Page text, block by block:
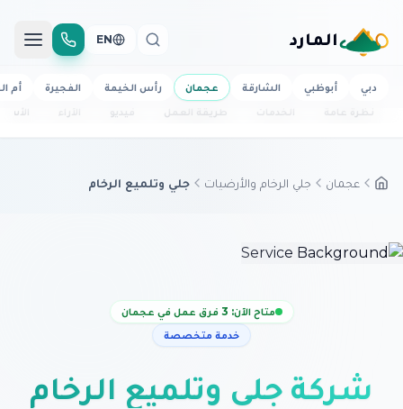
المارد EN
دبي أبوظبي الشارقة عجمان رأس الخيمة الفجيرة
أم
نظرة عامة
الخدمات طريقة العمل فيديو الآراء
عجمان جلي الرخام والأرضيات جلي وتلميع الرخام
متاح الآن: 3 فرق عمل في عجمان
خدمة متخصصة
شركة جلي وتلميع الرخام